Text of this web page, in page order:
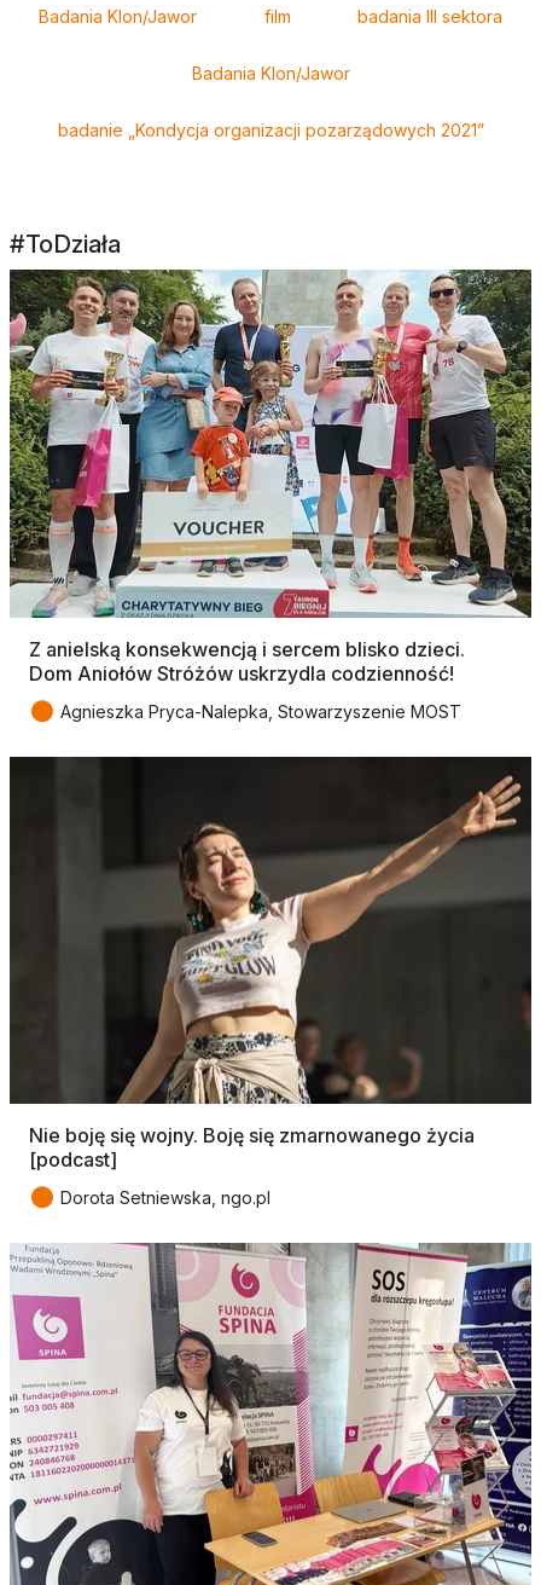
Badania Klon/Jawor film badania III sektora
Badania Klon/Jawor
badanie „Kondycja organizacji pozarządowych 2021”
#ToDziała
Z anielską konsekwencją i sercem blisko dzieci.
Dom Aniołów Stróżów uskrzydla codzienność!
● Agnieszka Pryca-Nalepka, Stowarzyszenie MOST
Nie boję się wojny. Boję się zmarnowanego życia
[podcast]
● Dorota Setniewska, ngo.pl